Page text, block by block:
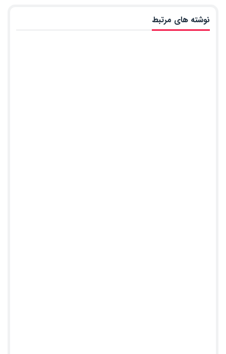
نوشته های مرتبط